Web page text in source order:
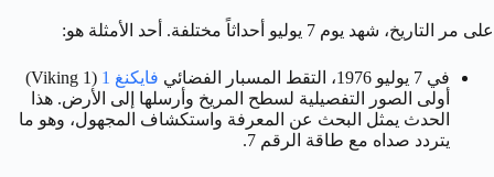
على مر التاريخ، شهد يوم 7 يوليو أحداثاً مختلفة. أحد الأمثلة هو:
في 7 يوليو 1976، التقط المسبار الفضائي فايكنغ 1
(Viking 1)
أولى الصور التفصيلية لسطح المريخ وأرسلها إلى الأرض. هذا
الحدث يمثل البحث عن المعرفة واستكشاف المجهول، وهو ما
يتردد صداه مع طاقة الرقم 7.